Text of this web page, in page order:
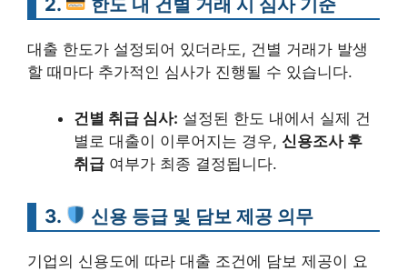
대출 한도가 설정되어 있더라도, 건별 거래가 발생
할 때마다 추가적인 심사가 진행될 수 있습니다.
건별 취급 심사: 설정된 한도 내에서 실제 건
별로 대출이 이루어지는 경우, 신용조사 후
취급 여부가 최종 결정됩니다.
3. 신용 등급 및 담보 제공 의무
기업의 신용도에 따라 대출 조건에 담보 제공이 요